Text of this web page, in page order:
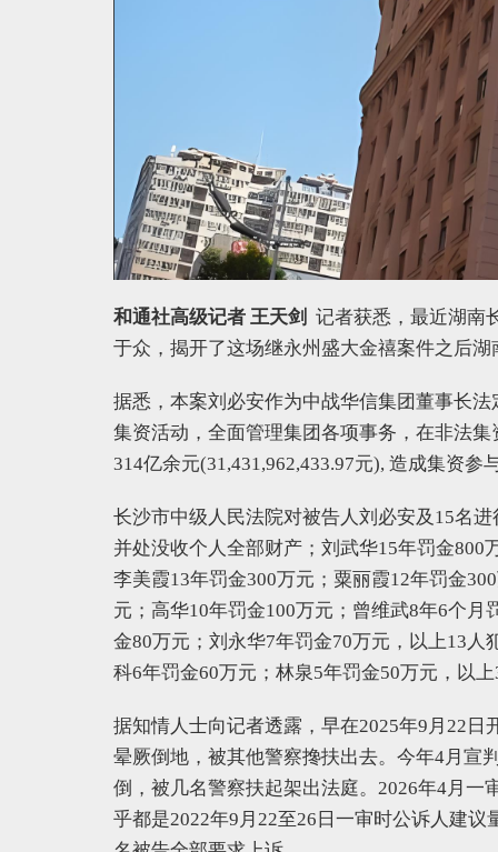
和通社高级记者 王天剑 记者获悉，最近湖南
于众，揭开了这场继永州盛大金禧案件之后
据悉，本案刘必安作为中战华信集团董事长
集资活动，全面管理集团各项事务，在非法
314亿余元(31,431,962,433.97元), 造成集资参
长沙市中级人民法院对被告人刘必安及15名
并处没收个人全部财产；刘武华15年罚金800
李美霞13年罚金300万元；粟丽霞12年罚金
元；高华10年罚金100万元；曾维武8年6个
金80万元；刘永华7年罚金70万元，以上13
科6年罚金60万元；林泉5年罚金50万元，以
据知情人士向记者透露，早在2025年9月22
晕厥倒地，被其他警察搀扶出去。今年4月宣
倒，被几名警察扶起架出法庭。2026年4月一
乎都是2022年9月22至26日一审时公诉人建